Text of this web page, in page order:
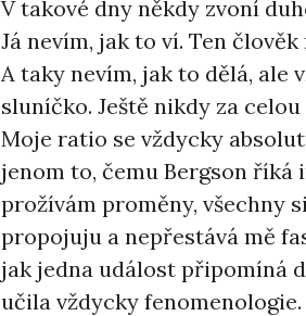
V takové dny někdy zvoní
Já nevím, jak to ví. Ten
A taky nevím, jak to dělá, ale
sluníčko. Ještě nikdy za
Moje ratio se vždycky
jenom to, čemu Bergson říká
prožívám proměny, všechny
propojuju a nepřestává mě
jak jedna událost připomíná
učila vždycky